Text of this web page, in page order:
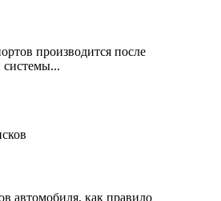
производится после
системы...
автомобиля, как правило